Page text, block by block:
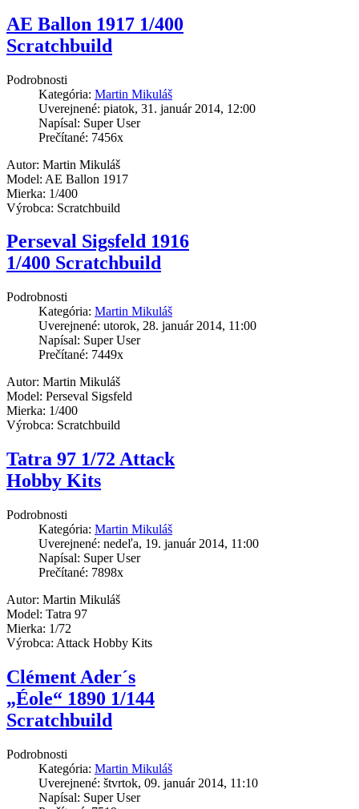
AE Ballon 1917 1/400
Scratchbuild
Podrobnosti
Kategória: Martin Mikuláš
Uverejnené: piatok, 31. január 2014, 12:00
Napísal: Super User
Prečítané: 7456x
Autor: Martin Mikuláš
Model: AE Ballon 1917
Mierka: 1/400
Výrobca: Scratchbuild
Perseval Sigsfeld 1916
1/400 Scratchbuild
Podrobnosti
Kategória: Martin Mikuláš
Uverejnené: utorok, 28. január 2014, 11:00
Napísal: Super User
Prečítané: 7449x
Autor: Martin Mikuláš
Model: Perseval Sigsfeld
Mierka: 1/400
Výrobca: Scratchbuild
Tatra 97 1/72 Attack
Hobby Kits
Podrobnosti
Kategória: Martin Mikuláš
Uverejnené: nedeľa, 19. január 2014, 11:00
Napísal: Super User
Prečítané: 7898x
Autor: Martin Mikuláš
Model: Tatra 97
Mierka: 1/72
Výrobca: Attack Hobby Kits
Clément Ader´s
„Éole“ 1890 1/144
Scratchbuild
Podrobnosti
Kategória: Martin Mikuláš
Uverejnené: štvrtok, 09. január 2014, 11:10
Napísal: Super User